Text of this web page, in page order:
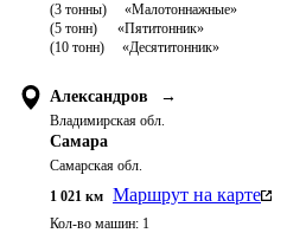
(3 тонны)     «Малотоннажные»
(5 тонн)	   «Пятитонник»
Александров →
Владимирская обл.
Самара
Самарская обл.
1 021 км Маршрут на карте
Кол-во машин: 1